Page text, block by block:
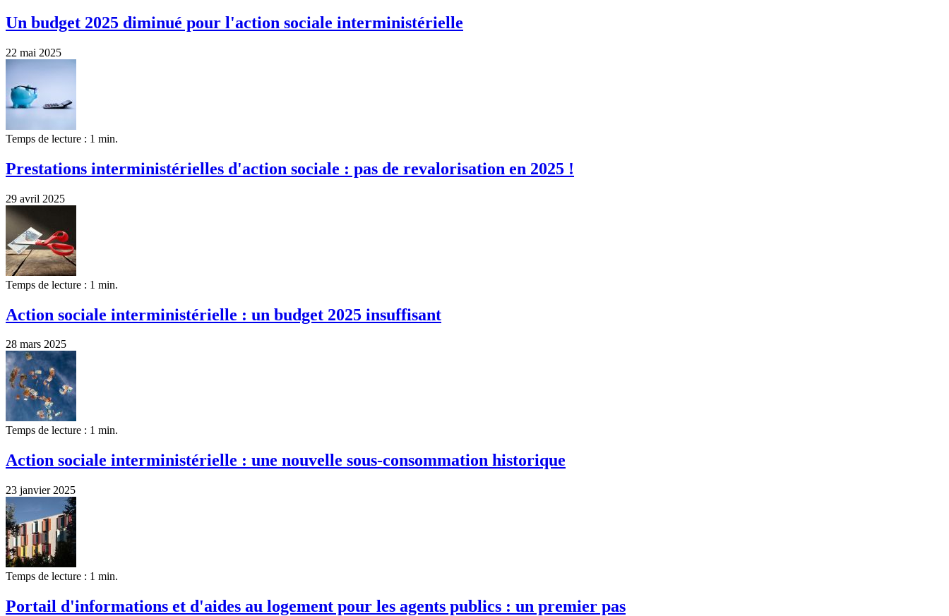
Un budget 2025 diminué pour l'action sociale interministérielle
22 mai 2025
Temps de lecture : 1 min.
Prestations interministérielles d'action sociale : pas de revalorisation en 2025 !
29 avril 2025
Temps de lecture : 1 min.
Action sociale interministérielle : un budget 2025 insuffisant
28 mars 2025
Temps de lecture : 1 min.
Action sociale interministérielle : une nouvelle sous-consommation historique
23 janvier 2025
Temps de lecture : 1 min.
Portail d'informations et d'aides au logement pour les agents publics : un premier pas